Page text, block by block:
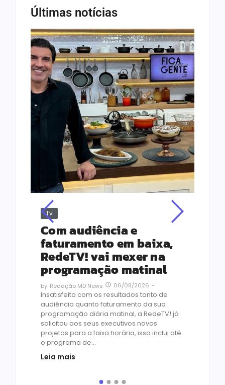
Últimas notícias
Tv
Com audiência e
faturamento em baixa,
RedeTV! vai mexer na
programação matinal
by Redação MD News 06/08/2026 -
Insatisfeita com os resultados tanto de
audiência quanto faturamento da sua
programação diária matinal, a RedeTV! já
solicitou aos seus executivos novos
projetos para a faixa horária, isso inclui até
o programa de...
Leia mais